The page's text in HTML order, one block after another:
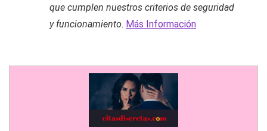
que cumplen nuestros criterios de seguridad
y funcionamiento. Más Información